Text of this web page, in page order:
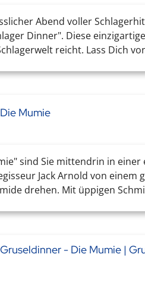
Abend voller
Dinner". Diese
reicht. Lass Dich
Die Mumie
sind Sie mittendrin in
Jack Arnold von einem
drehen. Mit üppigen
Gruseldinner - Die Mumie |